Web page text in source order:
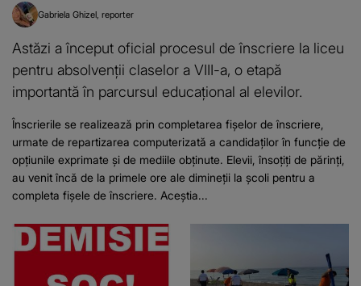
Gabriela Ghizel reporter
Astăzi a început oficial procesul de înscriere la liceu
pentru absolvenții claselor a VIII-a, o etapă
importantă în parcursul educațional al elevilor.
Înscrierile se realizează prin completarea fișelor de înscriere,
urmate de repartizarea computerizată a candidaților în funcție de
opțiunile exprimate și de mediile obținute. Elevii, însoțiți de părinți,
au venit încă de la primele ore ale dimineții la școli pentru a
completa fișele de înscriere. Aceștia...